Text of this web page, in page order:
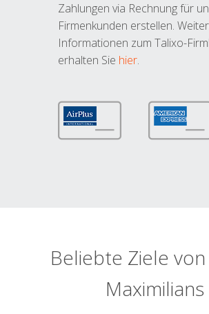
Zahlungen via Rechnung für
Firmenkunden erstellen.
Informationen zum Talixo-
erhalten Sie hier.
Beliebte Ziele
Maximilians